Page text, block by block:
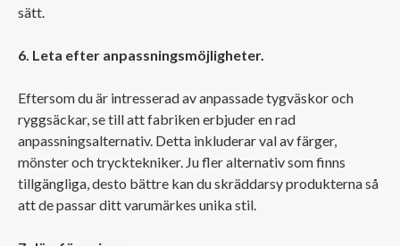
sätt.
6. Leta efter anpassningsmöjligheter.
Eftersom du är intresserad av anpassade tygväskor och
ryggsäckar, se till att fabriken erbjuder en rad
anpassningsalternativ. Detta inkluderar val av färger,
mönster och trycktekniker. Ju fler alternativ som finns
tillgängliga, desto bättre kan du skräddarsy produkterna så
att de passar ditt varumärkes unika stil.